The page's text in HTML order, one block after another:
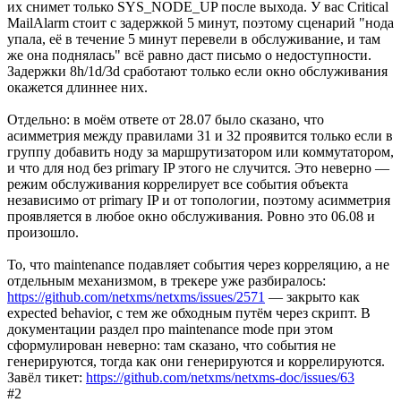
их снимет только SYS_NODE_UP после выхода. У вас Critical
MailAlarm стоит с задержкой 5 минут, поэтому сценарий "нода
упала, её в течение 5 минут перевели в обслуживание, и там
же она поднялась" всё равно даст письмо о недоступности.
Задержки 8h/1d/3d сработают только если окно обслуживания
окажется длиннее них.
Отдельно: в моём ответе от 28.07 было сказано, что
асимметрия между правилами 31 и 32 проявится только если в
группу добавить ноду за маршрутизатором или коммутатором,
и что для нод без primary IP этого не случится. Это неверно —
режим обслуживания коррелирует все события объекта
независимо от primary IP и от топологии, поэтому асимметрия
проявляется в любое окно обслуживания. Ровно это 06.08 и
произошло.
То, что maintenance подавляет события через корреляцию, а не
отдельным механизмом, в трекере уже разбиралось:
https://github.com/netxms/netxms/issues/2571 — закрыто как
expected behavior, с тем же обходным путём через скрипт. В
документации раздел про maintenance mode при этом
сформулирован неверно: там сказано, что события не
генерируются, тогда как они генерируются и коррелируются.
Завёл тикет: https://github.com/netxms/netxms-doc/issues/63
#2